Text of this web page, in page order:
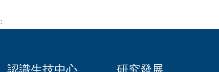
認識生技中心 研究發展